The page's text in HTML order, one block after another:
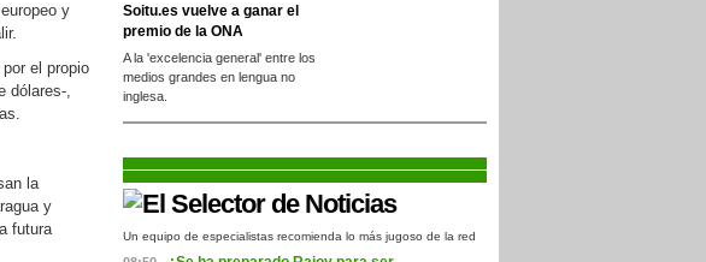
y
el propio
dólares-,
la
y
futura
Soitu.es vuelve a ganar el
premio de la ONA
A la 'excelencia general' entre los
medios grandes en lengua no
inglesa.
Un equipo de especialistas recomienda lo más jugoso de la red